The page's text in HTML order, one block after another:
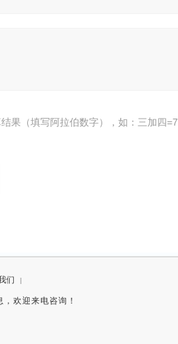
果（填写阿拉伯数字），如：三加四=7
们 |
，欢迎来电咨询！